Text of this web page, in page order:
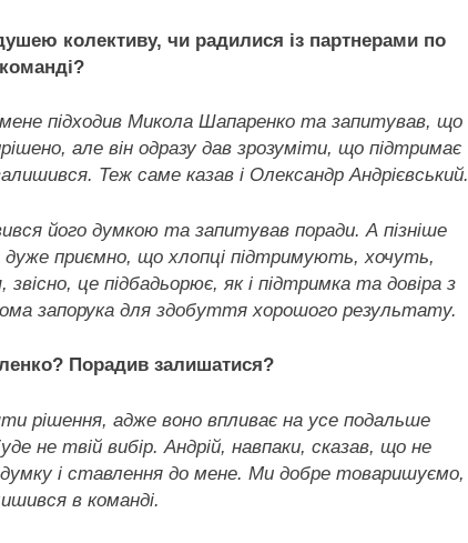
колективу, чи радилися із партнерами по
мене підходив Микола Шапаренко та запитував, що
але він одразу дав зрозуміти, що підтримає
Теж саме казав і Олександр Андрієвський.
його думкою та запитував поради. А пізніше
приємно, що хлопці підтримують, хочуть,
це підбадьорює, як і підтримка та довіра з
запорука для здобуття хорошого результату.
Порадив залишатися?
рішення, адже воно впливає на усе подальше
не твій вибір. Андрій, навпаки, сказав, що не
і ставлення до мене. Ми добре товаришуємо,
в команді.